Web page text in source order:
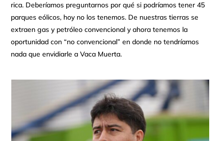
rica. Deberíamos preguntarnos por qué si podríamos tener 45
parques eólicos, hoy no los tenemos. De nuestras tierras se
extraen gas y petróleo convencional y ahora tenemos la
oportunidad con “no convencional” en donde no tendríamos
nada que envidiarle a Vaca Muerta.